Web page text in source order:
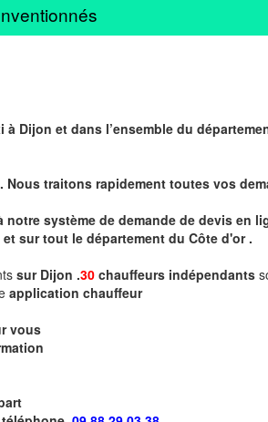
Dijon et dans l’ensemble du
traitons rapidement toutes vos
système de demande de devis en
et sur tout le département du Côte d'or .
sur Dijon .30 chauffeurs indépendants
application chauffeur
vous